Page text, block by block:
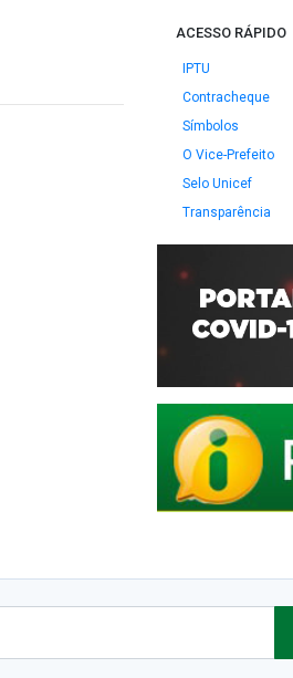
ACESSO RÁPIDO
IPTU
Contracheque
Símbolos
O Vice-Prefeito
Selo Unicef
Transparência